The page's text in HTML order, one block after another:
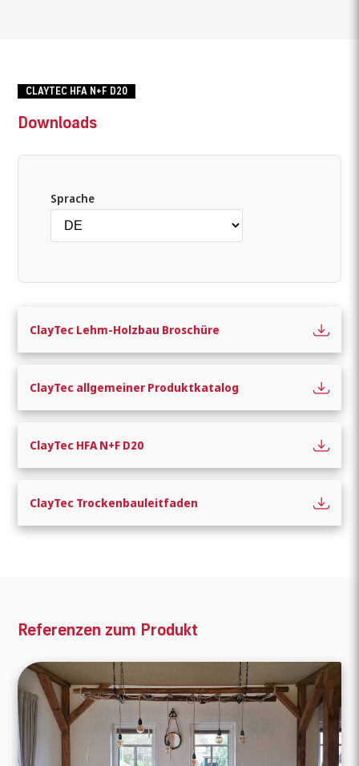
CLAYTEC HFA N+F D20
Downloads
Sprache
ClayTec Lehm-Holzbau Broschüre
ClayTec allgemeiner Produktkatalog
ClayTec HFA N+F D20
ClayTec Trockenbauleitfaden
Referenzen zum Produkt